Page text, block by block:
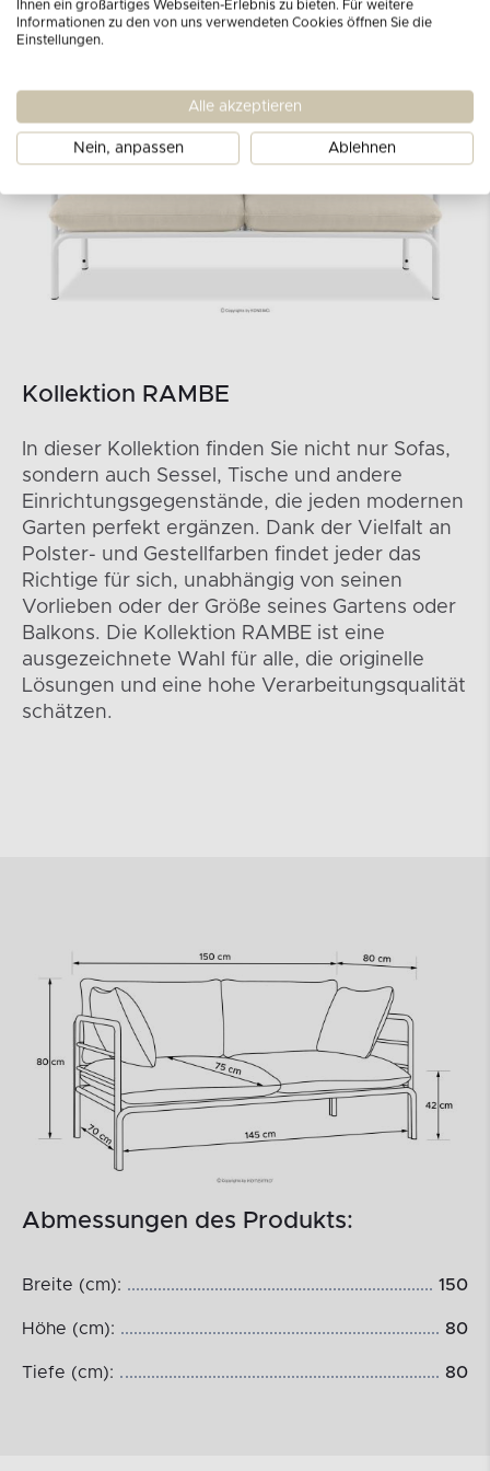
Kollektion RAMBE
In dieser Kollektion finden Sie nicht nur Sofas,
sondern auch Sessel, Tische und andere
Einrichtungsgegenstände, die jeden modernen
Garten perfekt ergänzen. Dank der Vielfalt an
Polster- und Gestellfarben findet jeder das
Richtige für sich, unabhängig von seinen
Vorlieben oder der Größe seines Gartens oder
Balkons. Die Kollektion RAMBE ist eine
ausgezeichnete Wahl für alle, die originelle
Lösungen und eine hohe Verarbeitungsqualität
schätzen.
Abmessungen des Produkts:
Breite (cm): 150
Höhe (cm): 80
Tiefe (cm): 80
Ihnen ein großartiges Webseiten-Erlebnis zu bieten. Für weitere
Informationen zu den von uns verwendeten Cookies öffnen Sie die
Einstellungen.
Alle akzeptieren
Nein, anpassen Ablehnen